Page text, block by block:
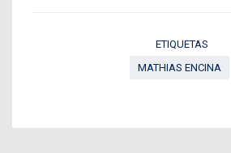
ETIQUETAS
MATHIAS ENCINA